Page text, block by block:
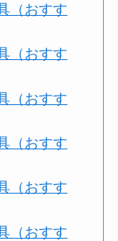
（おすす
（おすす
（おすす
（おすす
（おすす
（おすす